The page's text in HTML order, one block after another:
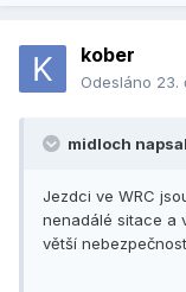
kober
Odesláno 23.
midloch
Jezdci ve WRC
nenadálé sitace a
větší